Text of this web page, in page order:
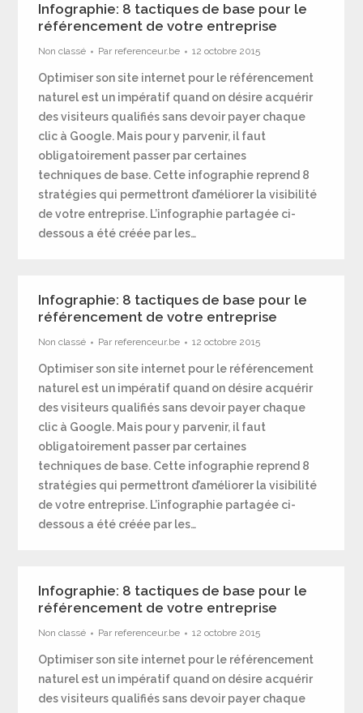
Infographie: 8 tactiques de base pour le
référencement de votre entreprise
Non classé Par referenceur.be 12 octobre 2015
Optimiser son site internet pour le référencement
naturel est un impératif quand on désire acquérir
des visiteurs qualifiés sans devoir payer chaque
clic à Google. Mais pour y parvenir, il faut
obligatoirement passer par certaines
techniques de base. Cette infographie reprend 8
stratégies qui permettront d’améliorer la visibilité
de votre entreprise. L’infographie partagée ci-
dessous a été créée par les…
Infographie: 8 tactiques de base pour le
référencement de votre entreprise
Non classé Par referenceur.be 12 octobre 2015
Optimiser son site internet pour le référencement
naturel est un impératif quand on désire acquérir
des visiteurs qualifiés sans devoir payer chaque
clic à Google. Mais pour y parvenir, il faut
obligatoirement passer par certaines
techniques de base. Cette infographie reprend 8
stratégies qui permettront d’améliorer la visibilité
de votre entreprise. L’infographie partagée ci-
dessous a été créée par les…
Infographie: 8 tactiques de base pour le
référencement de votre entreprise
Non classé Par referenceur.be 12 octobre 2015
Optimiser son site internet pour le référencement
naturel est un impératif quand on désire acquérir
des visiteurs qualifiés sans devoir payer chaque